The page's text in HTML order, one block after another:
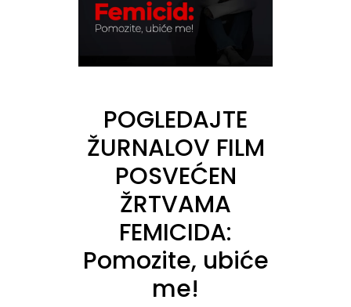
POGLEDAJTE
ŽURNALOV FILM
POSVEĆEN
ŽRTVAMA
FEMICIDA:
Pomozite, ubiće
me!